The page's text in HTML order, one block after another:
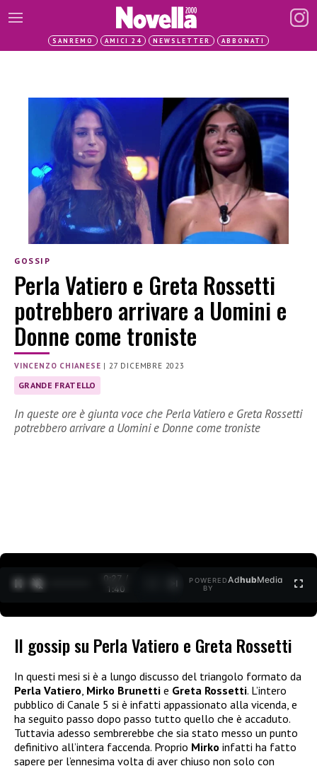
SANREMO AMICI 24 NEWSLETTER ABBONATI
GOSSIP
Perla Vatiero e Greta Rossetti
potrebbero arrivare a Uomini e
Donne come troniste
VINCENZO CHIANESE |27 DICEMBRE 2023
GRANDE FRATELLO
In queste ore è giunta voce che Perla Vatiero e Greta Rossetti
potrebbero arrivare a Uomini e Donne come troniste
0:28 /
1:40
POWERED
BY
AdhubMedia
Il gossip su Perla Vatiero e Greta Rossetti
In questi mesi si è a lungo discusso del triangolo formato da
Perla Vatiero, Mirko Brunetti e Greta Rossetti. L’intero
pubblico di Canale 5 si è infatti appassionato alla vicenda, e
ha seguito passo dopo passo tutto quello che è accaduto.
Tuttavia adesso sembrerebbe che sia stato messo un punto
definitivo all’intera faccenda. Proprio Mirko infatti ha fatto
sapere per l’ennesima volta di aver chiuso non solo con